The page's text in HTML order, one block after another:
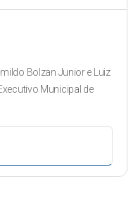
Bolzan Junior e Luiz
Municipal de